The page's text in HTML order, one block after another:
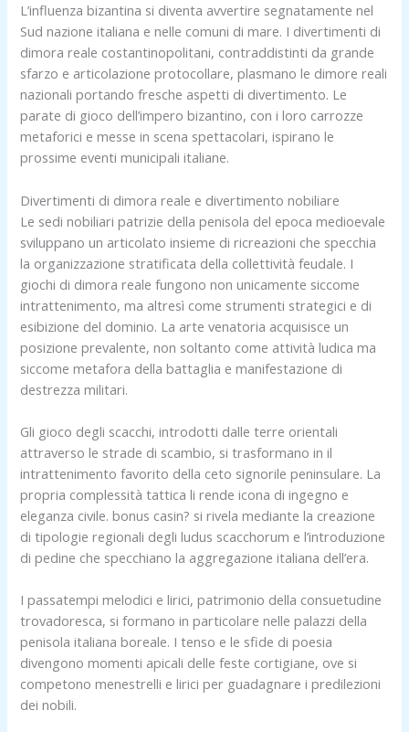
L’influenza bizantina si diventa avvertire segnatamente nel
Sud nazione italiana e nelle comuni di mare. I divertimenti di
dimora reale costantinopolitani, contraddistinti da grande
sfarzo e articolazione protocollare, plasmano le dimore reali
nazionali portando fresche aspetti di divertimento. Le
parate di gioco dell’impero bizantino, con i loro carrozze
metaforici e messe in scena spettacolari, ispirano le
prossime eventi municipali italiane.
Divertimenti di dimora reale e divertimento nobiliare
Le sedi nobiliari patrizie della penisola del epoca medioevale
sviluppano un articolato insieme di ricreazioni che specchia
la organizzazione stratificata della collettività feudale. I
giochi di dimora reale fungono non unicamente siccome
intrattenimento, ma altresì come strumenti strategici e di
esibizione del dominio. La arte venatoria acquisisce un
posizione prevalente, non soltanto come attività ludica ma
siccome metafora della battaglia e manifestazione di
destrezza militari.
Gli gioco degli scacchi, introdotti dalle terre orientali
attraverso le strade di scambio, si trasformano in il
intrattenimento favorito della ceto signorile peninsulare. La
propria complessità tattica li rende icona di ingegno e
eleganza civile. bonus casin? si rivela mediante la creazione
di tipologie regionali degli ludus scacchorum e l’introduzione
di pedine che specchiano la aggregazione italiana dell’era.
I passatempi melodici e lirici, patrimonio della consuetudine
trovadoresca, si formano in particolare nelle palazzi della
penisola italiana boreale. I tenso e le sfide di poesia
divengono momenti apicali delle feste cortigiane, ove si
competono menestrelli e lirici per guadagnare i predilezioni
dei nobili.